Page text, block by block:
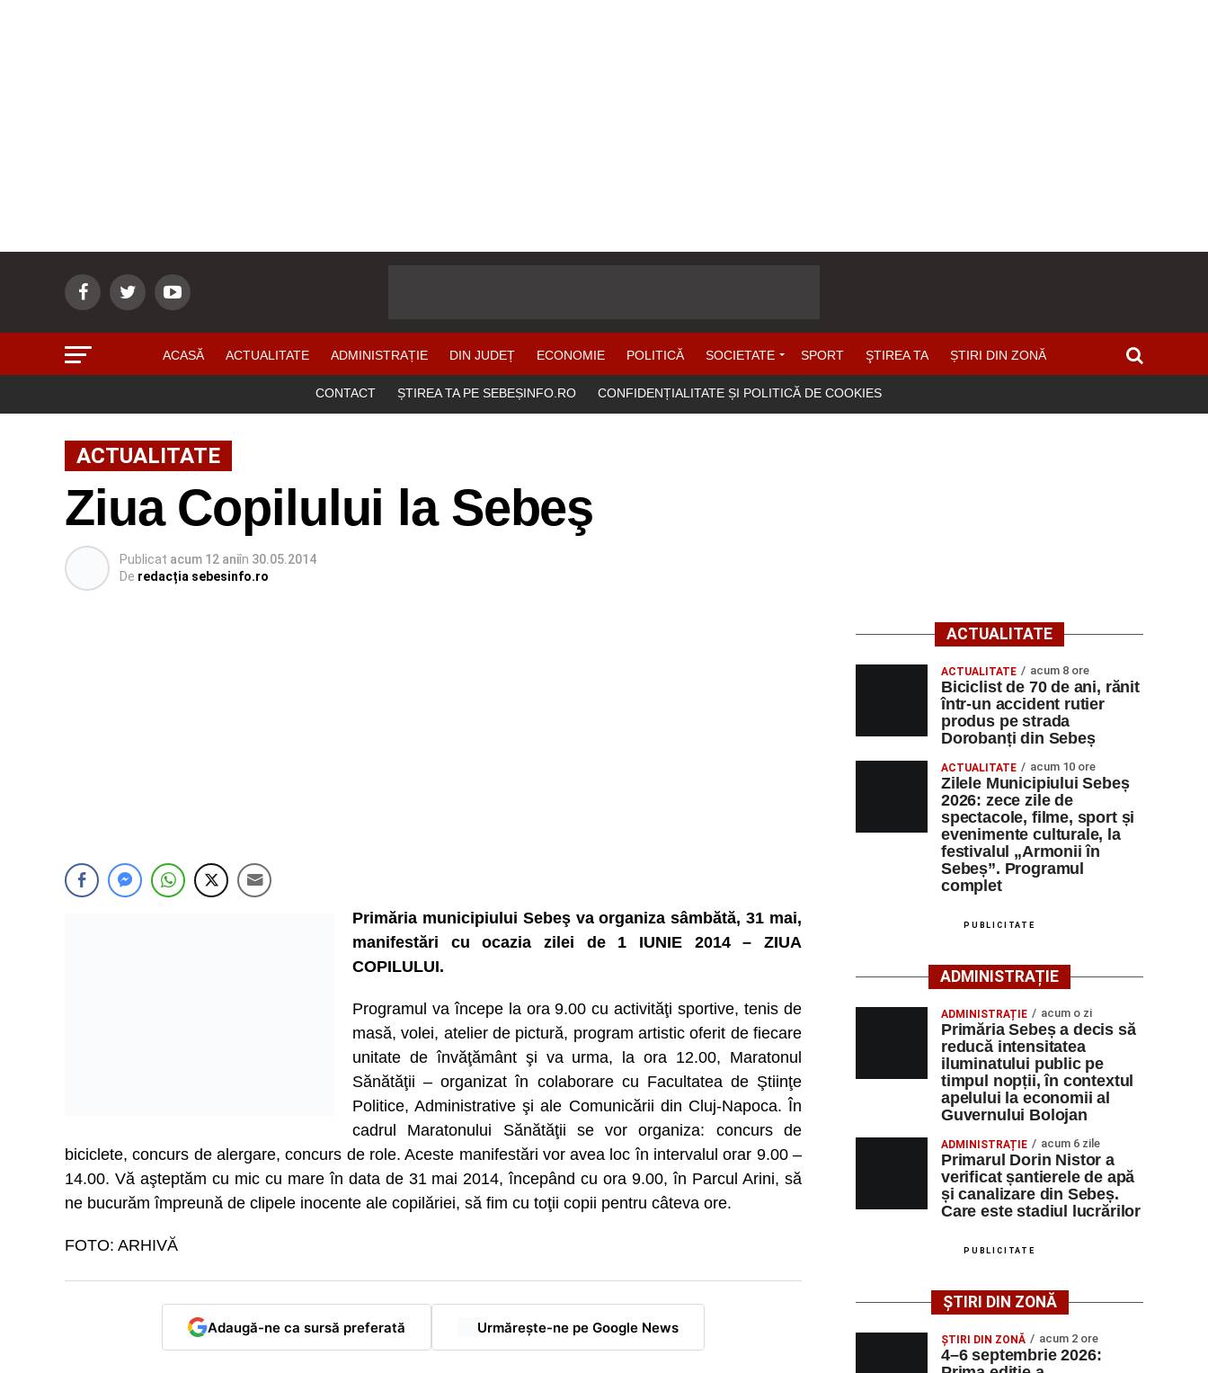
ACASĂ ACTUALITATE ADMINISTRAȚIE DIN JUDEȚ ECONOMIE POLITICĂ SOCIETATE SPORT ŞTIREA TA ȘTIRI DIN ZONĂ
CONTACT ȘTIREA TA PE SEBEȘINFO.RO CONFIDENȚIALITATE ȘI POLITICĂ DE COOKIES
ACTUALITATE
Ziua Copilului la Sebeş
Publicat acum 12 aniîn 30.05.2014
De redacția sebesinfo.ro
Primăria municipiului Sebeş va organiza sâmbătă, 31 mai,
manifestări cu ocazia zilei de 1 IUNIE 2014 – ZIUA
COPILULUI.
Programul va începe la ora 9.00 cu activităţi sportive, tenis de
masă, volei, atelier de pictură, program artistic oferit de fiecare
unitate de învăţământ şi va urma, la ora 12.00, Maratonul
Sănătăţii – organizat în colaborare cu Facultatea de Ştiinţe
Politice, Administrative şi ale Comunicării din Cluj-Napoca. În
cadrul Maratonului Sănătăţii se vor organiza: concurs de
biciclete, concurs de alergare, concurs de role. Aceste manifestări vor avea loc în intervalul orar 9.00 –
14.00. Vă aşteptăm cu mic cu mare în data de 31 mai 2014, începând cu ora 9.00, în Parcul Arini, să
ne bucurăm împreună de clipele inocente ale copilăriei, să fim cu toţii copii pentru câteva ore.
FOTO: ARHIVĂ
Adaugă-ne ca sursă preferată Urmărește-ne pe Google News
ACTUALITATE
ACTUALITATE acum 8 ore
Biciclist de 70 de ani, rănit
într-un accident rutier
produs pe strada
Dorobanți din Sebeș
ACTUALITATE acum 10 ore
Zilele Municipiului Sebeș
2026: zece zile de
spectacole, filme, sport și
evenimente culturale, la
festivalul „Armonii în
Sebeș”. Programul
complet
PUBLICITATE
ADMINISTRAȚIE
ADMINISTRAȚIE acum o zi
Primăria Sebeș a decis să
reducă intensitatea
iluminatului public pe
timpul nopții, în contextul
apelului la economii al
Guvernului Bolojan
ADMINISTRAȚIE acum 6 zile
Primarul Dorin Nistor a
verificat șantierele de apă
și canalizare din Sebeș.
Care este stadiul lucrărilor
PUBLICITATE
ȘTIRI DIN ZONĂ
ȘTIRI DIN ZONĂ acum 2 ore
4–6 septembrie 2026: